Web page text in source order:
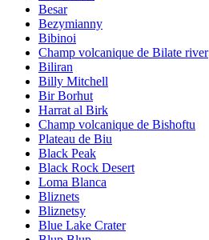
Besar
Bezymianny
Bibinoi
Champ volcanique de Bilate river
Biliran
Billy Mitchell
Bir Borhut
Harrat al Birk
Champ volcanique de Bishoftu
Plateau de Biu
Black Peak
Black Rock Desert
Loma Blanca
Bliznets
Bliznetsy
Blue Lake Crater